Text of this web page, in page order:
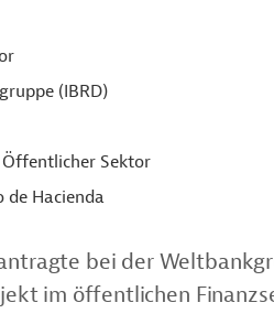
(IBRD)
Sektor
de Hacienda
bei der
im öffentlichen